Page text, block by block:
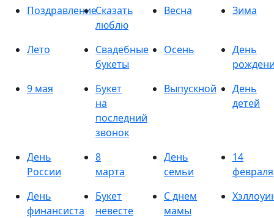
ПоздравлениеСказать
люблю
Весна Зима
Лето
Свадебные
букеты
Осень
День
9 мая
Букет
на
последний
звонок
Выпускной
День
детей
День
России
8
марта
День
семьи
14
февраля
День
финансиста
Букет
невесте
С днем
мамы